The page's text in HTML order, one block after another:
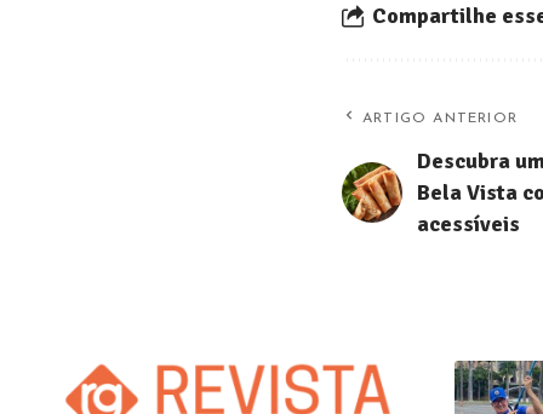
Compartilhe
ARTIGO ANTERIOR
Descubra
Bela Vista
acessíveis